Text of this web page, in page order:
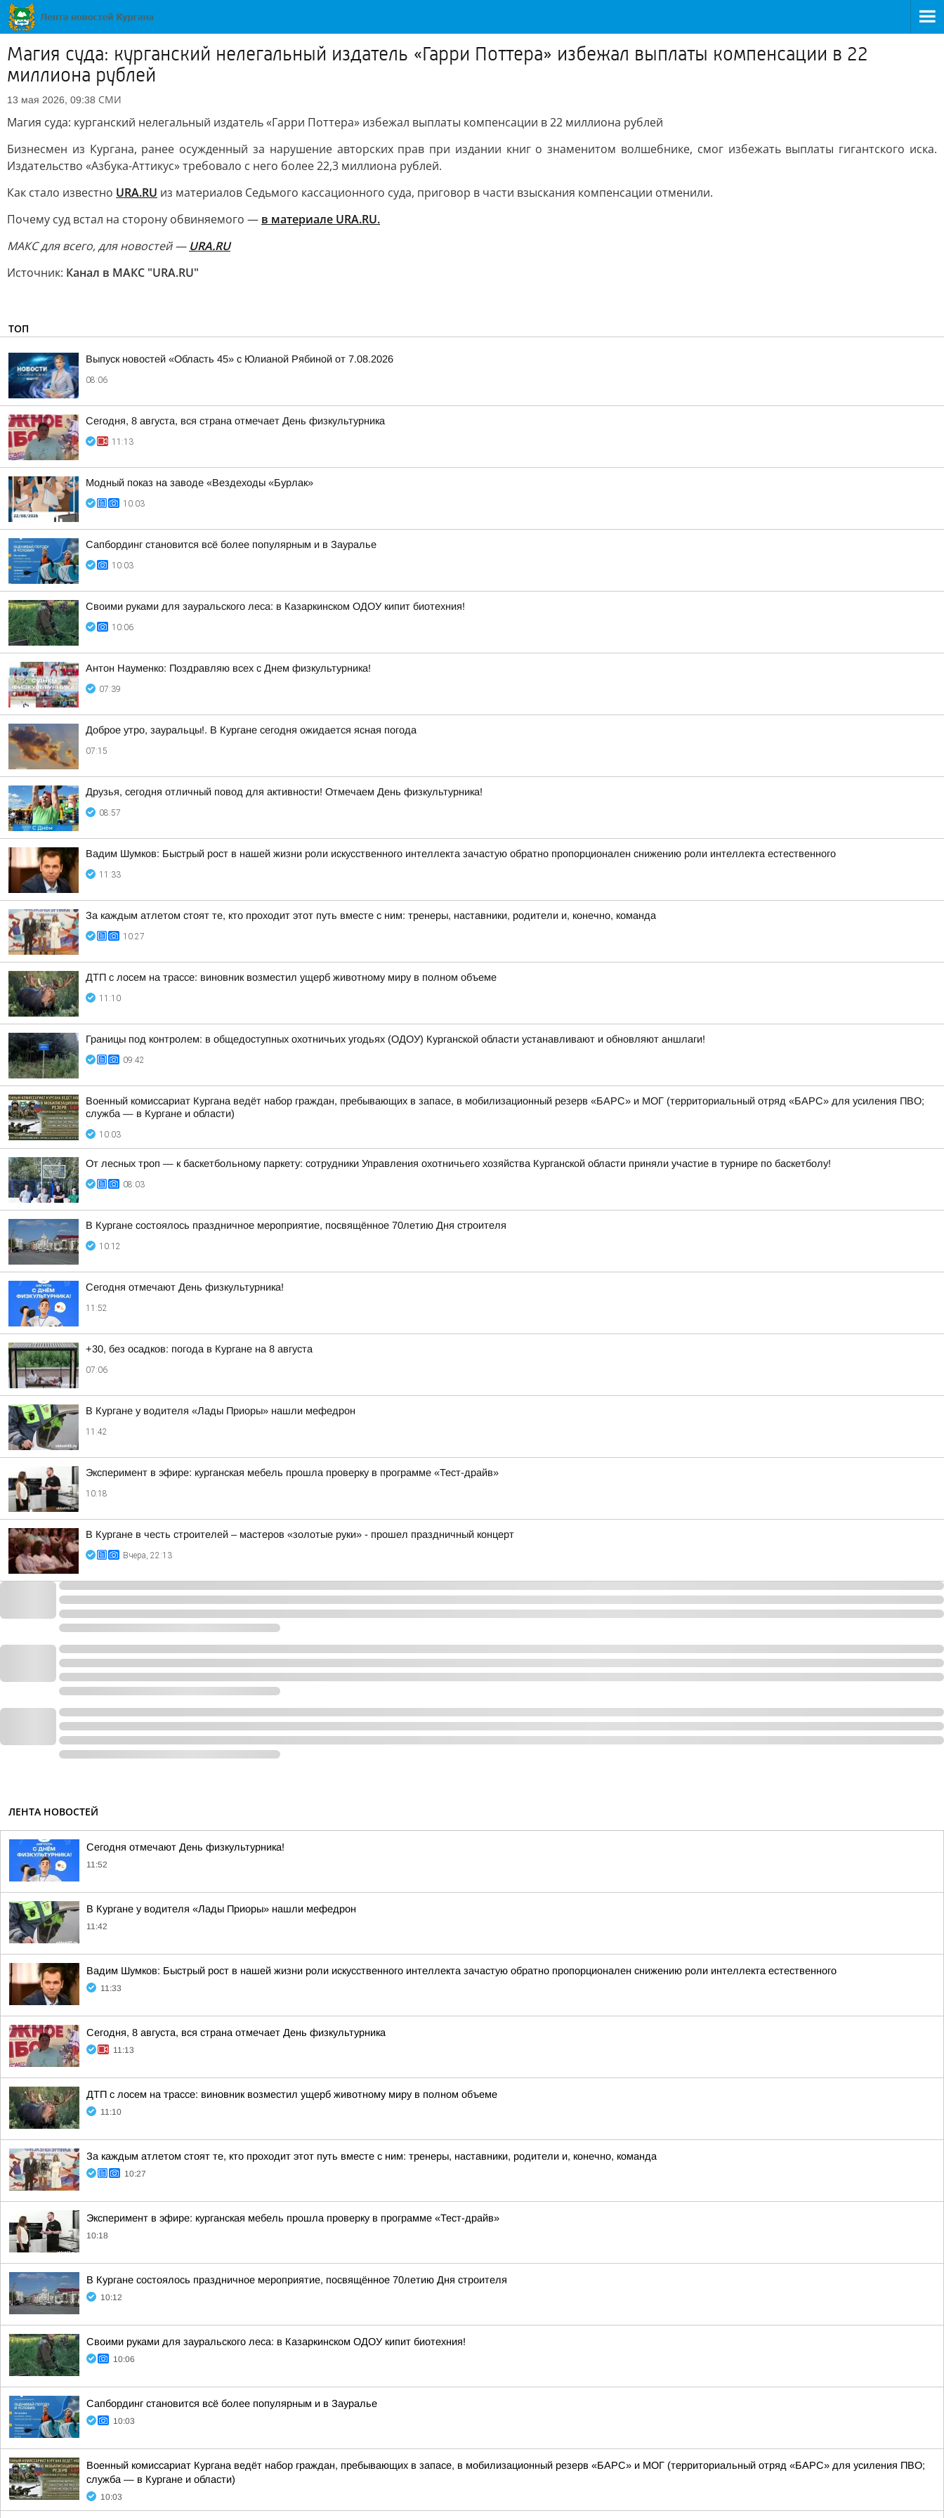
Магия суда: курганский нелегальный издатель «Гарри Поттера» избежал выплаты компенсации в 22
миллиона рублей
13 мая 2026, 09:38 СМИ
Магия суда: курганский нелегальный издатель «Гарри Поттера» избежал выплаты компенсации в 22 миллиона рублей
Бизнесмен из Кургана, ранее осужденный за нарушение авторских прав при издании книг о знаменитом волшебнике, смог избежать выплаты гигантского иска.
Издательство «Азбука-Аттикус» требовало с него более 22,3 миллиона рублей.
Как стало известно URA.RU из материалов Седьмого кассационного суда, приговор в части взыскания компенсации отменили.
Почему суд встал на сторону обвиняемого — в материале URA.RU.
МАКС для всего, для новостей — URA.RU
Источник: Канал в МАКС "URA.RU"
ТОП
Выпуск новостей «Область 45» с Юлианой Рябиной от 7.08.2026
08:06
Сегодня, 8 августа, вся страна отмечает День физкультурника
11:13
Модный показ на заводе «Вездеходы «Бурлак»
10:03
Сапбординг становится всё более популярным и в Зауралье
10:03
Своими руками для зауральского леса: в Казаркинском ОДОУ кипит биотехния!
10:06
Антон Науменко: Поздравляю всех с Днем физкультурника!
07:39
Доброе утро, зауральцы!. В Кургане сегодня ожидается ясная погода
07:15
Друзья, сегодня отличный повод для активности! Отмечаем День физкультурника!
08:57
Вадим Шумков: Быстрый рост в нашей жизни роли искусственного интеллекта зачастую обратно пропорционален снижению роли интеллекта естественного
11:33
За каждым атлетом стоят те, кто проходит этот путь вместе с ним: тренеры, наставники, родители и, конечно, команда
10:27
ДТП с лосем на трассе: виновник возместил ущерб животному миру в полном объеме
11:10
Границы под контролем: в общедоступных охотничьих угодьях (ОДОУ) Курганской области устанавливают и обновляют аншлаги!
09:42
Военный комиссариат Кургана ведёт набор граждан, пребывающих в запасе, в мобилизационный резерв «БАРС» и МОГ (территориальный отряд «БАРС» для усиления ПВО;
служба — в Кургане и области)
10:03
От лесных троп — к баскетбольному паркету: сотрудники Управления охотничьего хозяйства Курганской области приняли участие в турнире по баскетболу!
08:03
В Кургане состоялось праздничное мероприятие, посвящённое 70летию Дня строителя
10:12
Сегодня отмечают День физкультурника!
11:52
+30, без осадков: погода в Кургане на 8 августа
07:06
В Кургане у водителя «Лады Приоры» нашли мефедрон
11:42
Эксперимент в эфире: курганская мебель прошла проверку в программе «Тест-драйв»
10:18
В Кургане в честь строителей – мастеров «золотые руки» - прошел праздничный концерт
Вчера, 22:13
ЛЕНТА НОВОСТЕЙ
Сегодня отмечают День физкультурника!
11:52
В Кургане у водителя «Лады Приоры» нашли мефедрон
11:42
Вадим Шумков: Быстрый рост в нашей жизни роли искусственного интеллекта зачастую обратно пропорционален снижению роли интеллекта естественного
11:33
Сегодня, 8 августа, вся страна отмечает День физкультурника
11:13
ДТП с лосем на трассе: виновник возместил ущерб животному миру в полном объеме
11:10
За каждым атлетом стоят те, кто проходит этот путь вместе с ним: тренеры, наставники, родители и, конечно, команда
10:27
Эксперимент в эфире: курганская мебель прошла проверку в программе «Тест-драйв»
10:18
В Кургане состоялось праздничное мероприятие, посвящённое 70летию Дня строителя
10:12
Своими руками для зауральского леса: в Казаркинском ОДОУ кипит биотехния!
10:06
Сапбординг становится всё более популярным и в Зауралье
10:03
Военный комиссариат Кургана ведёт набор граждан, пребывающих в запасе, в мобилизационный резерв «БАРС» и МОГ (территориальный отряд «БАРС» для усиления ПВО;
служба — в Кургане и области)
10:03